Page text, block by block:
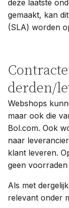
deze laatste
gemaakt, kan
(SLA) worden
derden/
Webshops
maar ook die
Bol.com. Ook
naar
klant leveren.
geen
Als met
relevant onder